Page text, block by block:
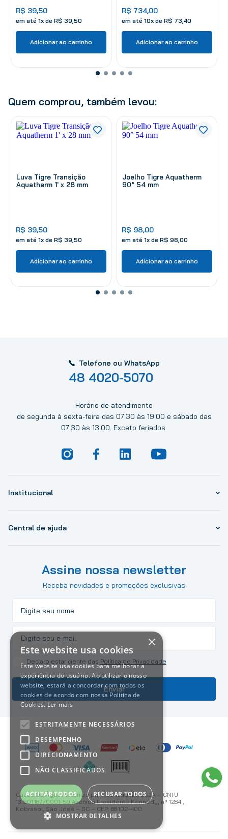
R$ 39,50
em até 1x de R$ 39 50
Adicionar ao carrinho
R$ 734,00
em até 10x de R$ 73 40
Adicionar ao carrinho
Quem comprou, também levou:
Luva Tigre Transição
Aquatherm 1' x 28 mm
R$ 39,50
em até 1x de R$ 39 50
Adicionar ao carrinho
Joelho Tigre Aquatherm
90° 54 mm
R$ 98,00
em até 1x de R$ 98 00
Adicionar ao carrinho
Telefone ou WhatsApp
48 4020-5070
Horário de atendimento
de segunda à sexta-feira das 07:30 às 19:00 e sábado das
07:30 às 13:00. Exceto feriados.
Institucional
Central de ajuda
Assine nossa newsletter
Receba novidades e promoções exclusivas
Declaro estar ciente das Política de Privacidade
Enviar
Casas Da Água Materiais para Construção LTDA – CNPJ
13.501.187/0001-59 Avenida Presidente Kennedy, nº 1284 ,
Kobrasol, São José – SC – CEP: 88.102-400
×
Este website usa cookies
Este website usa cookies para melhorar a
experiência do usuário. Ao utilizar o nosso
website, estará a concordar com todos os
cookies de acordo com nossa Política de
Cookies. Ler mais
ESTRITAMENTE NECESSÁRIOS
DESEMPENHO
DIRECIONAMENTO
NÃO CLASSIFICADOS
ACEITAR TODOS RECUSAR TODOS
MOSTRAR DETALHES